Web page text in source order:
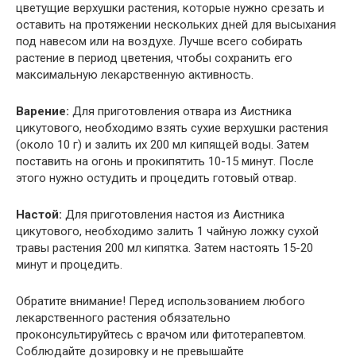
цветущие верхушки растения, которые нужно срезать и
оставить на протяжении нескольких дней для высыхания
под навесом или на воздухе. Лучше всего собирать
растение в период цветения, чтобы сохранить его
максимальную лекарственную активность.
Варение: Для приготовления отвара из Аистника
цикутового, необходимо взять сухие верхушки растения
(около 10 г) и залить их 200 мл кипящей воды. Затем
поставить на огонь и прокипятить 10-15 минут. После
этого нужно остудить и процедить готовый отвар.
Настой: Для приготовления настоя из Аистника
цикутового, необходимо залить 1 чайную ложку сухой
травы растения 200 мл кипятка. Затем настоять 15-20
минут и процедить.
Обратите внимание! Перед использованием любого
лекарственного растения обязательно
проконсультируйтесь с врачом или фитотерапевтом.
Соблюдайте дозировку и не превышайте